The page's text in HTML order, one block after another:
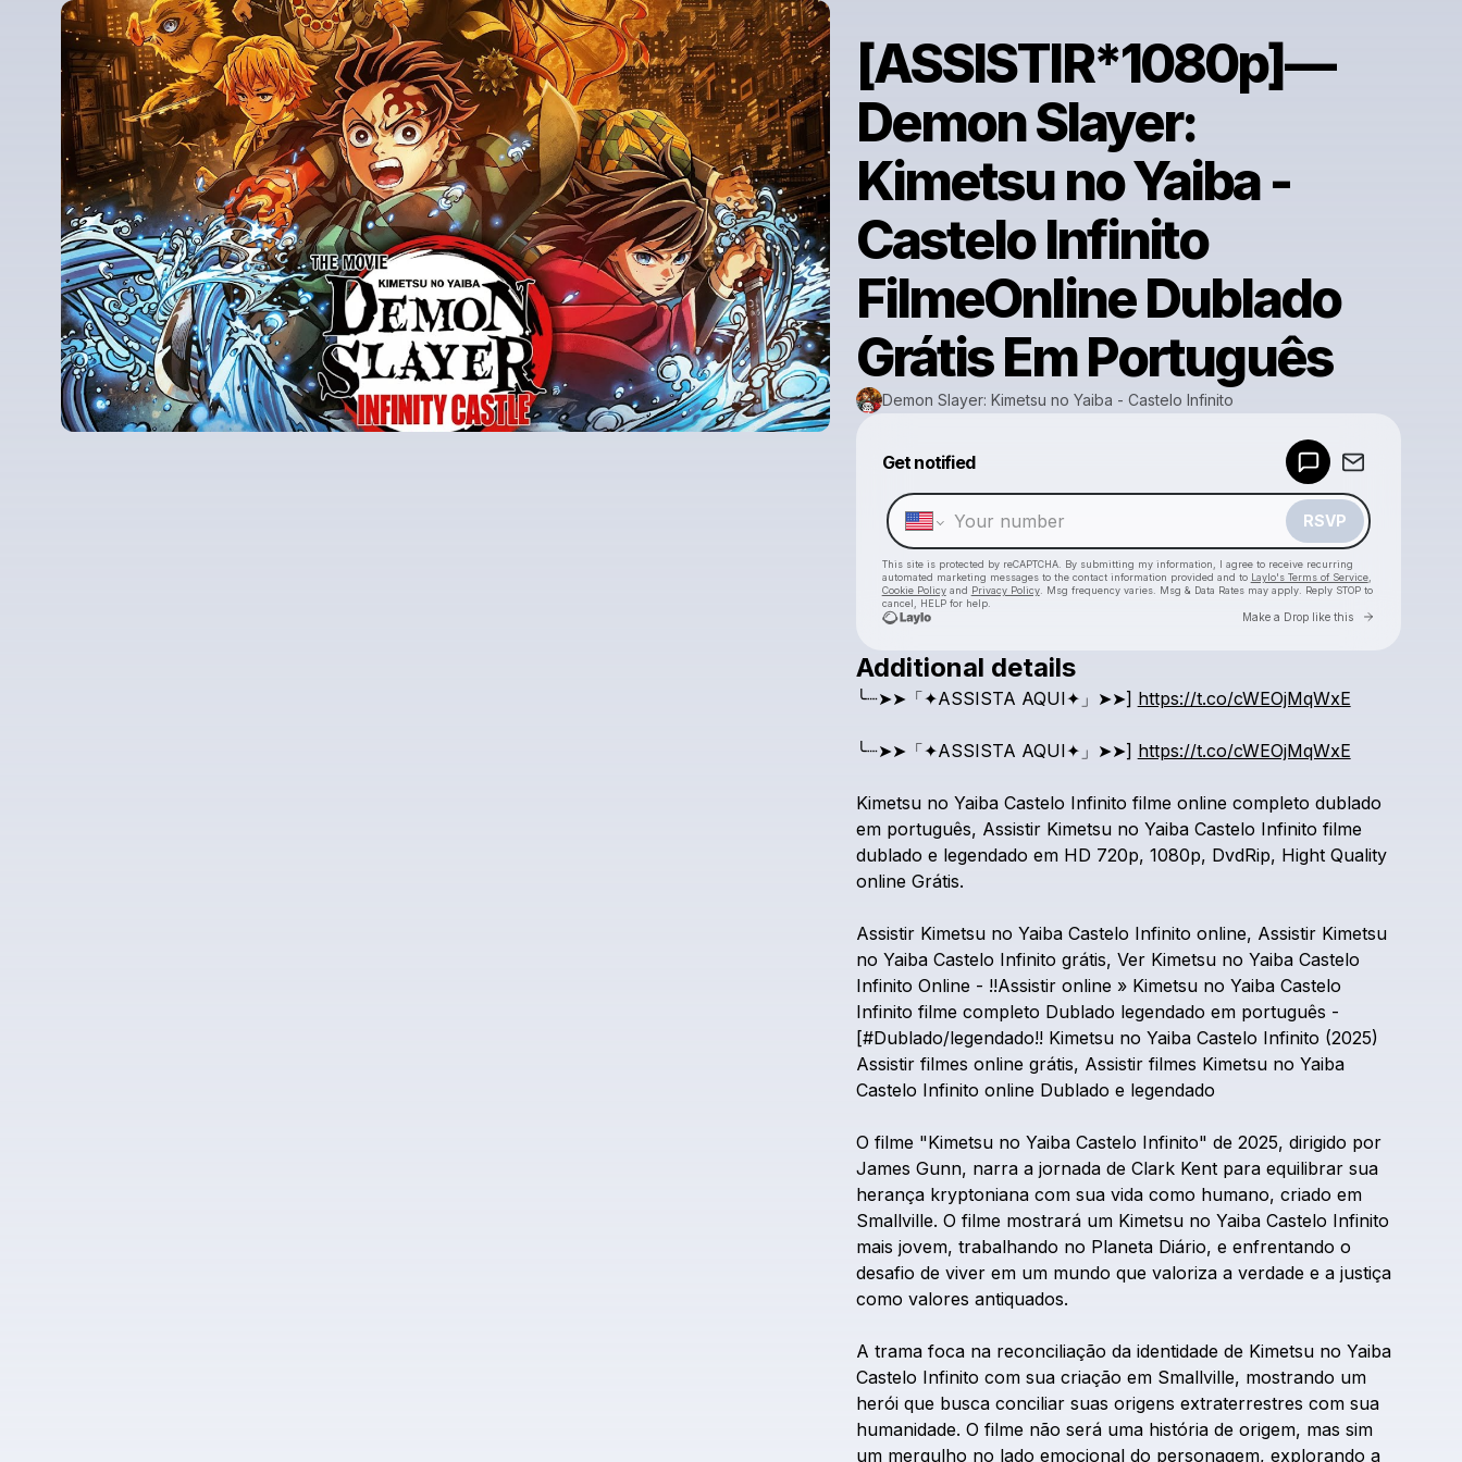
[ASSISTIR*1080p]—
Demon Slayer:
Kimetsu no Yaiba -
Castelo Infinito
FilmeOnline Dublado
Grátis Em Português
Demon Slayer: Kimetsu no Yaiba - Castelo Infinito
Get notified
RSVP
This site is protected by reCAPTCHA. By submitting my information, I agree to receive recurring
automated marketing messages to the contact information provided and to Laylo's Terms of Service,
Cookie Policyand Privacy Policy. Msg frequency varies. Msg & Data Rates may apply. Reply STOP to
cancel, HELP for help.
Make a Drop like this Go to
Check your texts
Additional details
╰┈➤➤「✦ASSISTA AQUI✦」➤➤] https://t.co/cWEOjMqWxE
╰┈➤➤「✦ASSISTA AQUI✦」➤➤] https://t.co/cWEOjMqWxE
Kimetsu no Yaiba Castelo Infinito filme online completo dublado
em português, Assistir Kimetsu no Yaiba Castelo Infinito filme
dublado e legendado em HD 720p, 1080p, DvdRip, Hight Quality
online Grátis.
Assistir Kimetsu no Yaiba Castelo Infinito online, Assistir Kimetsu
no Yaiba Castelo Infinito grátis, Ver Kimetsu no Yaiba Castelo
Infinito Online - !!Assistir online » Kimetsu no Yaiba Castelo
Infinito filme completo Dublado legendado em português -
[#Dublado/legendado!! Kimetsu no Yaiba Castelo Infinito (2025)
Assistir filmes online grátis, Assistir filmes Kimetsu no Yaiba
Castelo Infinito online Dublado e legendado
O filme "Kimetsu no Yaiba Castelo Infinito" de 2025, dirigido por
James Gunn, narra a jornada de Clark Kent para equilibrar sua
herança kryptoniana com sua vida como humano, criado em
Smallville. O filme mostrará um Kimetsu no Yaiba Castelo Infinito
mais jovem, trabalhando no Planeta Diário, e enfrentando o
desafio de viver em um mundo que valoriza a verdade e a justiça
como valores antiquados.
A trama foca na reconciliação da identidade de Kimetsu no Yaiba
Castelo Infinito com sua criação em Smallville, mostrando um
herói que busca conciliar suas origens extraterrestres com sua
humanidade. O filme não será uma história de origem, mas sim
um mergulho no lado emocional do personagem, explorando a